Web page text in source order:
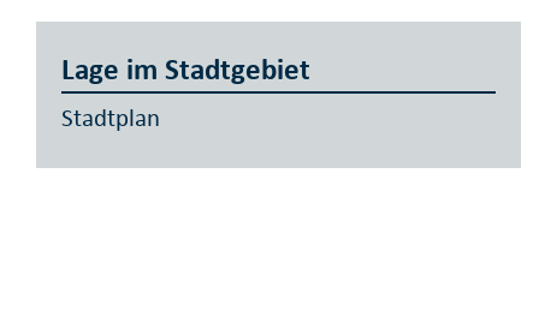
Lage im Stadtgebiet
Stadtplan